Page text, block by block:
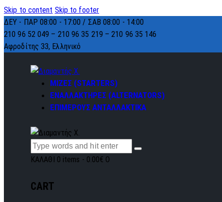
Skip to content Skip to footer
ΔΕΥ - ΠΑΡ 08:00 - 17:00 / ΣΑΒ 08:00 - 14:00
210 96 52 049 – 210 96 35 219 –210 96 35 146
Αφροδίτης 33, Ελληνικό
ΜΙΖΕΣ (STARTERS)
ΕΝΑΛΛΑΚΤΗΡΕΣ (ALTERNATORS)
ΕΠΙΜΕΡΟΥΣ ΑΝΤΑΛΛΑΚΤΙΚΑ
ΚΑΛΑΘΙ 0 items - 0.00€ 0
CART